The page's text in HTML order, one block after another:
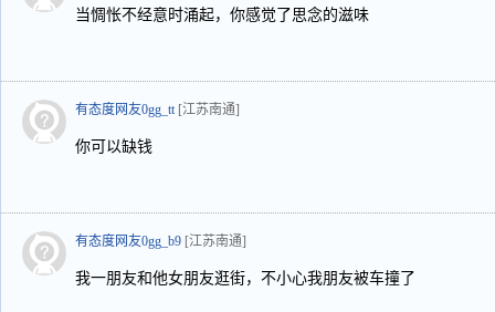
当惆怅不经意时涌起，你感觉了思念的滋味
有态度网友0gg_tt [江苏南通]
你可以缺钱
有态度网友0gg_b9 [江苏南通]
我一朋友和他女朋友逛街，不小心我朋友被车撞了